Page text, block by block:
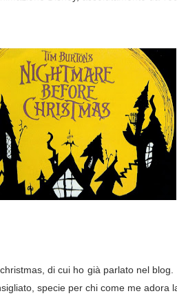
Is The New Black
Shameless
durata del gioco e i Gigabyte
World" annunciata la seconda
cinema a natale 2020
TRAILER, TRAMA E PERSONAGGI
L'ADDIO CON LA DODICESIMA
Fish - Le storie di una vita
di cui ho già parlato nel
specie per chi come me adora